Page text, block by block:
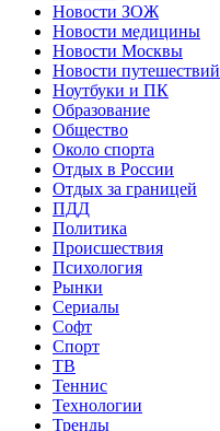
Новости ЗОЖ
Новости медицины
Новости Москвы
Новости путешествий
Ноутбуки и ПК
Образование
Общество
Около спорта
Отдых в России
Отдых за границей
ПДД
Политика
Происшествия
Психология
Рынки
Сериалы
Софт
Спорт
ТВ
Теннис
Технологии
Тренды